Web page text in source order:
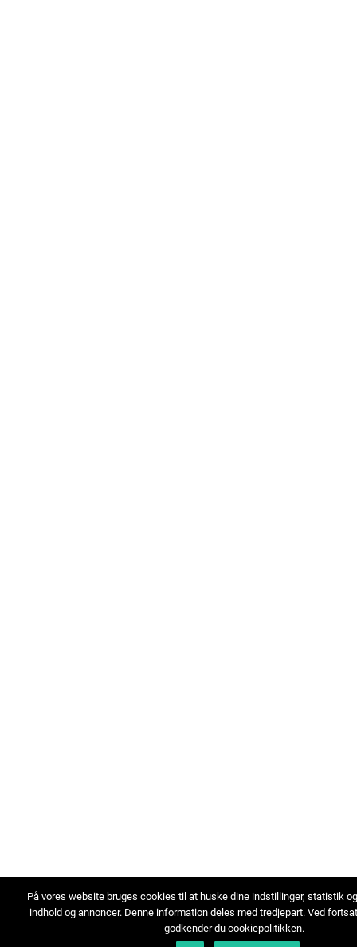
På vores website bruges cookies til at huske dine indstillinger, statistik
indhold og annoncer. Denne information deles med tredjepart. Ved
godkender du cookiepolitikken.